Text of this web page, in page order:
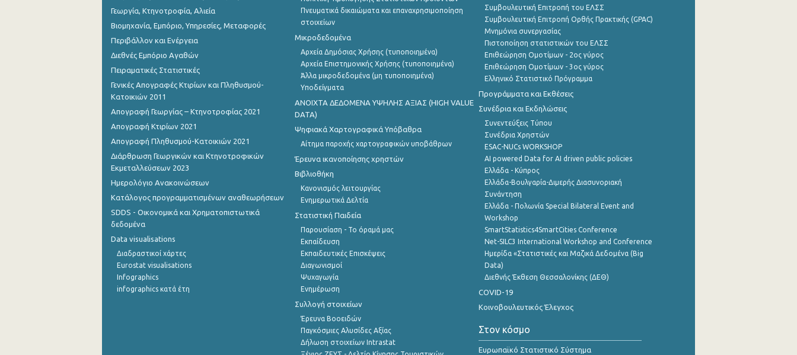
4o Τρίμηνο 2016
3o Τρίμηνο 2016
2o Τρίμηνο 2016
1o Τρίμηνο 2016
4o Τρίμηνο 2015
3o Τρίμηνο 2015
2o Τρίμηνο 2015
1o Τρίμηνο 2015
4o Τρίμηνο 2014
3o Τρίμηνο 2014
2o Τρίμηνο 2014
1o Τρίμηνο 2014
4o Τρίμηνο 2013
3o Τρίμηνο 2013
Γεωργία, Κτηνοτροφία, Αλιεία
Βιομηχανία, Εμπόριο, Υπηρεσίες, Μεταφορές
Περιβάλλον και Ενέργεια
Διεθνές Εμπόριο Αγαθών
Πειραματικές Στατιστικές
Γενικές Απογραφές Κτιρίων και Πληθυσμού-
Κατοικιών 2011
Απογραφή Γεωργίας – Κτηνοτροφίας 2021
Απογραφή Κτιρίων 2021
Απογραφή Πληθυσμού-Κατοικιών 2021
Διάρθρωση Γεωργικών και Κτηνοτροφικών
Εκμεταλλεύσεων 2023
Ημερολόγιο Ανακοινώσεων
Κατάλογος προγραμματισμένων αναθεωρήσεων
SDDS - Οικονομικά και Χρηματοπιστωτικά
δεδομένα
Data visualisations
Διαδραστικοί χάρτες
Eurostat visualisations
Infographics
infographics κατά έτη
Πνευματικά δικαιώματα και επαναχρησιμοποίηση
στοιχείων
Μικροδεδομένα
Αρχεία Δημόσιας Χρήσης (τυποποιημένα)
Αρχεία Επιστημονικής Χρήσης (τυποποιημένα)
Άλλα μικροδεδομένα (μη τυποποιημένα)
Υποδείγματα
ANOIXTA ΔΕΔΟΜΕΝΑ ΥΨΗΛΗΣ ΑΞΙΑΣ (HIGH VALUE
DATA)
Ψηφιακά Χαρτογραφικά Υπόβαθρα
Αίτημα παροχής χαρτογραφικών υποβάθρων
Έρευνα ικανοποίησης χρηστών
Βιβλιοθήκη
Κανονισμός λειτουργίας
Ενημερωτικά Δελτία
Στατιστική Παιδεία
Παρουσίαση - Το όραμά μας
Εκπαίδευση
Εκπαιδευτικές Επισκέψεις
Διαγωνισμοί
Ψυχαγωγία
Ενημέρωση
Συλλογή στοιχείων
Έρευνα Βοοειδών
Παγκόσμιες Αλυσίδες Αξίας
Δήλωση στοιχείων Intrastat
Συμβουλευτική Επιτροπή του ΕΛΣΣ
Συμβουλευτική Επιτροπή Ορθής Πρακτικής (GPAC)
Μνημόνια συνεργασίας
Πιστοποίηση στατιστικών του ΕΛΣΣ
Επιθεώρηση Ομοτίμων - 2ος γύρος
Επιθεώρηση Ομοτίμων - 3ος γύρος
Ελληνικό Στατιστικό Πρόγραμμα
Προγράμματα και Εκθέσεις
Συνέδρια και Εκδηλώσεις
Συνεντεύξεις Τύπου
Συνέδρια Χρηστών
ESAC-NUCs WORKSHOP
AI powered Data for AI driven public policies
Ελλάδα - Κύπρος
Ελλάδα-Βουλγαρία-Διμερής Διασυνοριακή
Συνάντηση
Ελλάδα - Πολωνία Special Bilateral Event and
Workshop
SmartStatistics4SmartCities Conference
Net-SILC3 International Workshop and Conference
Ημερίδα «Στατιστικές και Μαζικά Δεδομένα (Big
Data)
Διεθνής Έκθεση Θεσσαλονίκης (ΔΕΘ)
COVID-19
Κοινοβουλευτικός Έλεγχος
Στον κόσμο
Ευρωπαϊκό Στατιστικό Σύστημα